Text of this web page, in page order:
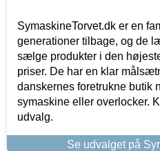
SymaskineTorvet.dk er en
generationer tilbage, og de
sælge produkter i den
priser. De har en klar
danskernes foretrukne butik
symaskine eller overlocker.
udvalg.
Se udvalget på